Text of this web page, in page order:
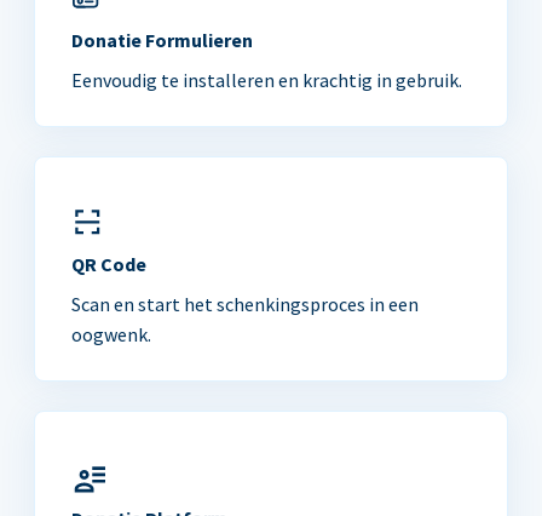
Donatie Formulieren
Eenvoudig te installeren en krachtig in gebruik.
QR Code
Scan en start het schenkingsproces in een
oogwenk.